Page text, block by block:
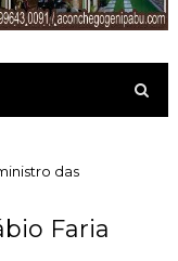
das
Faria